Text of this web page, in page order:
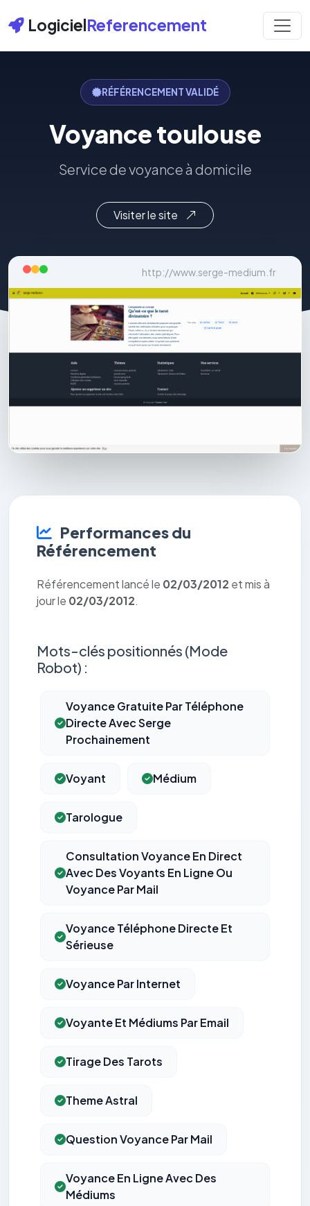
LogicielReferencement
RÉFÉRENCEMENT VALIDÉ
Voyance toulouse
Service de voyance à domicile
Visiter le site
http://www.serge-medium.fr
Performances du
Référencement
Référencement lancé le 02/03/2012 et mis à
jour le 02/03/2012.
Mots-clés positionnés (Mode
Robot) :
Voyance Gratuite Par Téléphone
Directe Avec Serge
Prochainement
Voyant Médium
Tarologue
Consultation Voyance En Direct
Avec Des Voyants En Ligne Ou
Voyance Par Mail
Voyance Téléphone Directe Et
Sérieuse
Voyance Par Internet
Voyante Et Médiums Par Email
Tirage Des Tarots
Theme Astral
Question Voyance Par Mail
Voyance En Ligne Avec Des
Médiums